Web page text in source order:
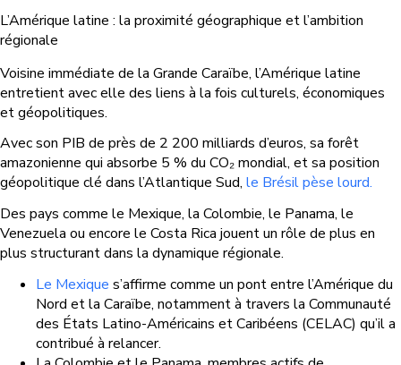
L’Amérique latine : la proximité géographique et l’ambition
régionale
Voisine immédiate de la Grande Caraïbe, l’Amérique latine
entretient avec elle des liens à la fois culturels, économiques
et géopolitiques.
Avec son PIB de près de 2 200 milliards d’euros, sa forêt
amazonienne qui absorbe 5 % du CO₂ mondial, et sa position
géopolitique clé dans l’Atlantique Sud, le Brésil pèse lourd.
Des pays comme le Mexique, la Colombie, le Panama, le
Venezuela ou encore le Costa Rica jouent un rôle de plus en
plus structurant dans la dynamique régionale.
Le Mexique s’affirme comme un pont entre l’Amérique du
Nord et la Caraïbe, notamment à travers la Communauté
des États Latino-Américains et Caribéens (CELAC) qu’il a
contribué à relancer.